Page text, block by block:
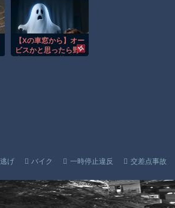
行中の車からリアガラスが飛んでくる事故(
の大会に参加しがち問題
「GANTZ」がAmazonでなんと全巻100円ｗ
題に、中国の重要都
市の上に長々と居座
り続けるルート
で……
【Xの車窓から】オー
ビスかと思ったら野
げ バイク 一時停止違反 交差点事故